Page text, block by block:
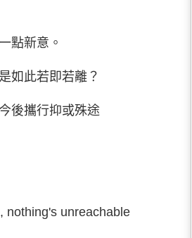
點新意。
如此若即若離？
後攜行抑或殊途
nothing's unreachable